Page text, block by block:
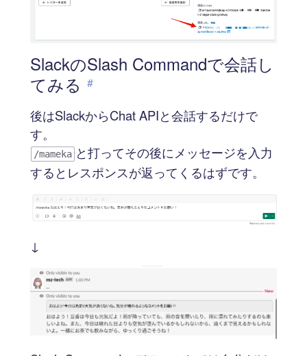
SlackのSlash Commandで会話し
てみる #
後はSlackからChat APIと会話するだけで
す。
/mameka と打ってその後にメッセージを入力
するとレスポンスが返ってくるはずです。
↓